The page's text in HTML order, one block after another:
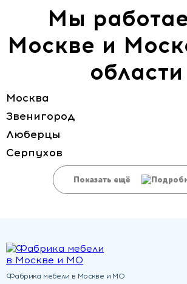
Мы
Москве и
области
Москва
Звенигород
Люберцы
Серпухов
Показать ещё
Фабрика мебели в Москве и МО